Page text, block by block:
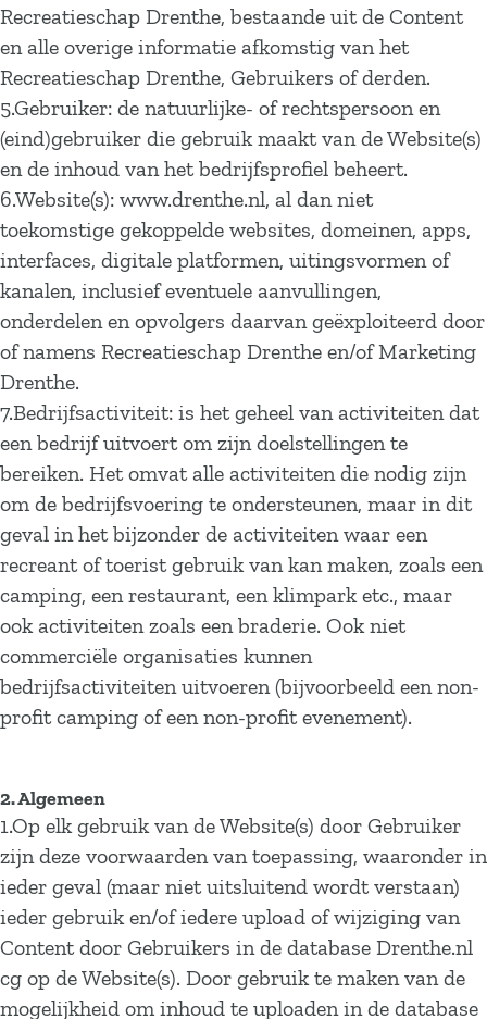
Recreatieschap Drenthe, bestaande uit de Content
en alle overige informatie afkomstig van het
Recreatieschap Drenthe, Gebruikers of derden.
5.Gebruiker: de natuurlijke- of rechtspersoon en
(eind)gebruiker die gebruik maakt van de Website(s)
en de inhoud van het bedrijfsprofiel beheert.
6.Website(s): www.drenthe.nl, al dan niet
toekomstige gekoppelde websites, domeinen, apps,
interfaces, digitale platformen, uitingsvormen of
kanalen, inclusief eventuele aanvullingen,
onderdelen en opvolgers daarvan geëxploiteerd door
of namens Recreatieschap Drenthe en/of Marketing
Drenthe.
7.Bedrijfsactiviteit: is het geheel van activiteiten dat
een bedrijf uitvoert om zijn doelstellingen te
bereiken. Het omvat alle activiteiten die nodig zijn
om de bedrijfsvoering te ondersteunen, maar in dit
geval in het bijzonder de activiteiten waar een
recreant of toerist gebruik van kan maken, zoals een
camping, een restaurant, een klimpark etc., maar
ook activiteiten zoals een braderie. Ook niet
commerciële organisaties kunnen
bedrijfsactiviteiten uitvoeren (bijvoorbeeld een non-
profit camping of een non-profit evenement).
2. Algemeen
1.Op elk gebruik van de Website(s) door Gebruiker
zijn deze voorwaarden van toepassing, waaronder in
ieder geval (maar niet uitsluitend wordt verstaan)
ieder gebruik en/of iedere upload of wijziging van
Content door Gebruikers in de database Drenthe.nl
cg op de Website(s). Door gebruik te maken van de
mogelijkheid om inhoud te uploaden in de database